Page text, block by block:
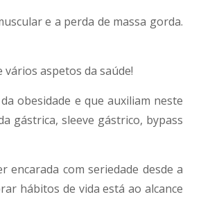
e a perda de massa gorda.
aspetos da saúde!
obesidade e que auxiliam neste
gástrica, sleeve gástrico, bypass
com seriedade desde a
hábitos de vida está ao alcance